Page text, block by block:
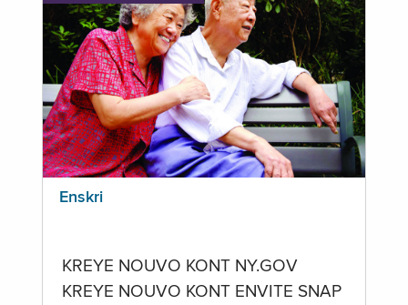
Enskri
KREYE NOUVO KONT NY.GOV
KREYE NOUVO KONT ENVITE SNAP